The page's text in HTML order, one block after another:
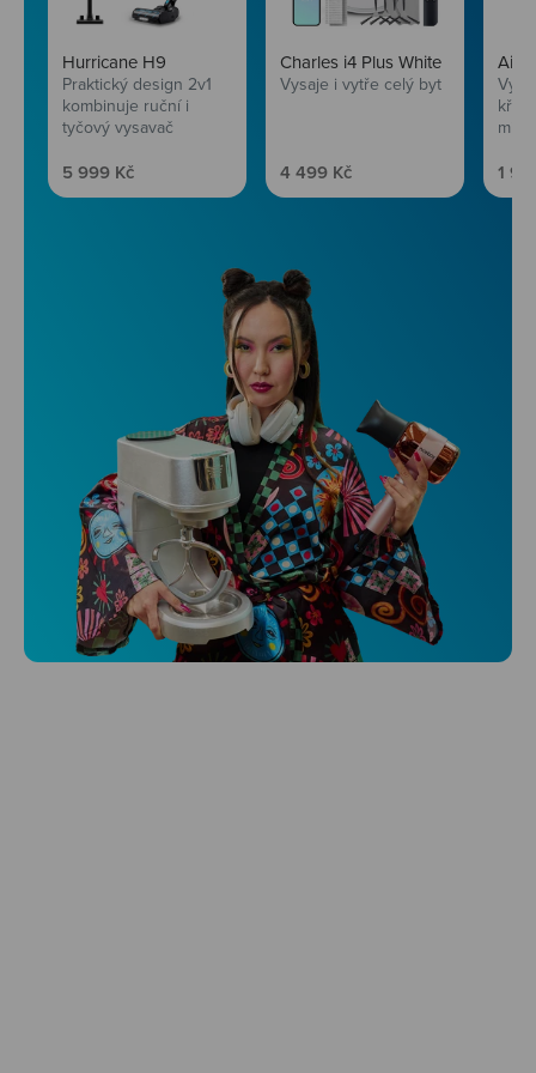
Hurricane H9
Praktický design 2v1
kombinuje ruční i
tyčový vysavač
Prodejní cena
5 999 Kč
Charles i4 Plus White
Vysaje i vytře celý byt
Prodejní cena
4 499 Kč 1
Niceboy ONE Ultra
Hlídá ti zdraví, spánek i pohyb a ještě k
tomu platí.